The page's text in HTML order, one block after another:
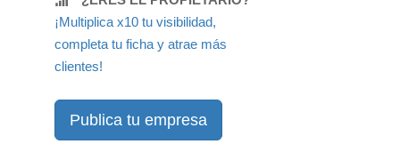
¡Multiplica x10 tu visibilidad,
completa tu ficha y atrae más
clientes!
Publica tu empresa